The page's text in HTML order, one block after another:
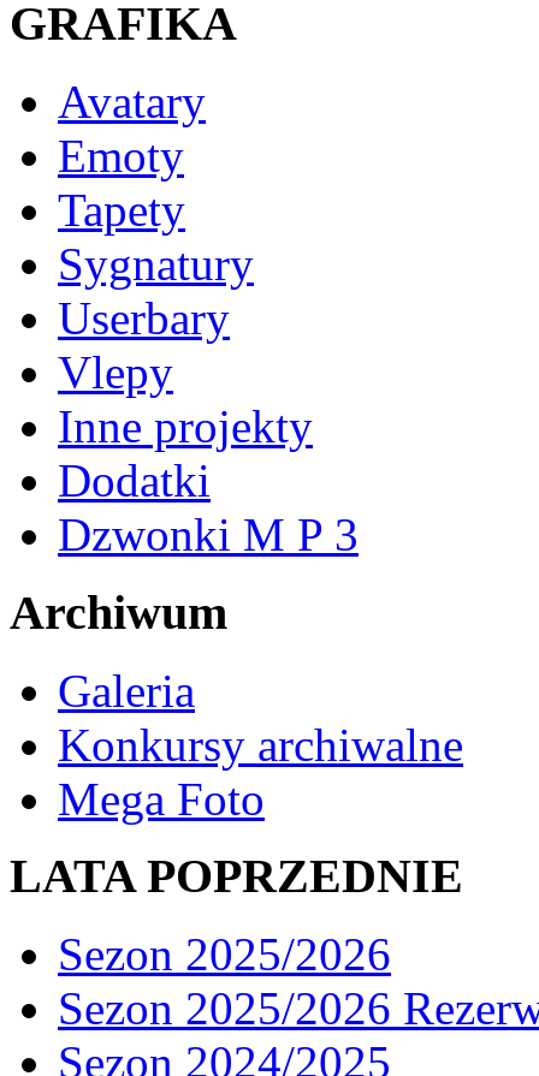
GRAFIKA
Avatary
Emoty
Tapety
Sygnatury
Userbary
Vlepy
Inne projekty
Dodatki
Dzwonki M P 3
Archiwum
Galeria
Konkursy archiwalne
Mega Foto
LATA POPRZEDNIE
Sezon 2025/2026
Sezon 2025/2026
Sezon 2024/2025